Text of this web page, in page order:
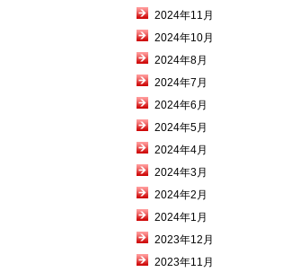
2024年11月
2024年10月
2024年8月
2024年7月
2024年6月
2024年5月
2024年4月
2024年3月
2024年2月
2024年1月
2023年12月
2023年11月